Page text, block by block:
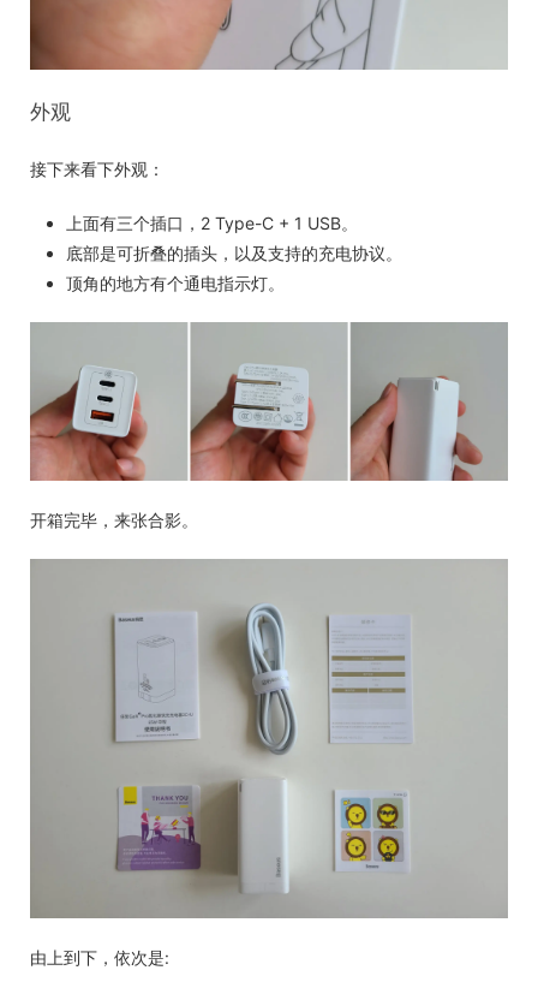
外观
接下来看下外观：
上面有三个插口，2 Type-C + 1 USB。
底部是可折叠的插头，以及支持的充电协议。
顶角的地方有个通电指示灯。
开箱完毕，来张合影。
由上到下，依次是: